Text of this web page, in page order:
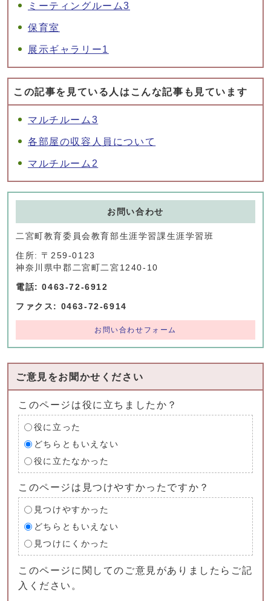
ミーティングルーム3
保育室
展示ギャラリー1
この記事を見ている人はこんな記事も見ています
マルチルーム3
各部屋の収容人員について
マルチルーム2
お問い合わせ
二宮町教育委員会教育部生涯学習課生涯学習班
住所: 〒259-0123
神奈川県中郡二宮町二宮1240-10
電話: 0463-72-6912
ファクス: 0463-72-6914
お問い合わせフォーム
ご意見をお聞かせください
このページは役に立ちましたか？
役に立った
どちらともいえない
役に立たなかった
このページは見つけやすかったですか？
見つけやすかった
どちらともいえない
見つけにくかった
このページに関してのご意見がありましたらご記
入ください。